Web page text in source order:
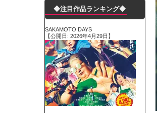
◆注目作品ランキング◆
SAKAMOTO DAYS
【公開日: 2026年4月29日】